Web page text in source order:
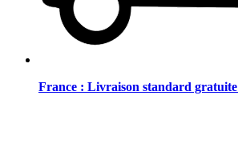
France : Livraison standard gratuite